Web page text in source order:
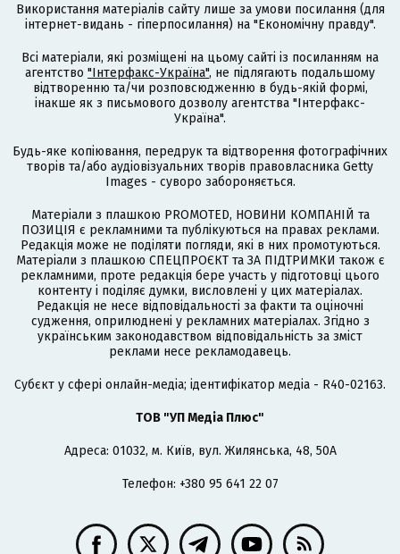
Використання матеріалів сайту лише за умови посилання (для
інтернет-видань - гіперпосилання) на "Економічну правду".
Всі матеріали, які розміщені на цьому сайті із посиланням на
агентство "Інтерфакс-Україна", не підлягають подальшому
відтворенню та/чи розповсюдженню в будь-якій формі,
інакше як з письмового дозволу агентства "Інтерфакс-
Україна".
Будь-яке копіювання, передрук та відтворення фотографічних
творів та/або аудіовізуальних творів правовласника Getty
Images - суворо забороняється.
Матеріали з плашкою PROMOTED, НОВИНИ КОМПАНІЙ та
ПОЗИЦІЯ є рекламними та публікуються на правах реклами.
Редакція може не поділяти погляди, які в них промотуються.
Матеріали з плашкою СПЕЦПРОЄКТ та ЗА ПІДТРИМКИ також є
рекламними, проте редакція бере участь у підготовці цього
контенту і поділяє думки, висловлені у цих матеріалах.
Редакція не несе відповідальності за факти та оціночні
судження, оприлюднені у рекламних матеріалах. Згідно з
українським законодавством відповідальність за зміст
реклами несе рекламодавець.
Cубєкт у сфері онлайн-медіа; ідентифікатор медіа - R40-02163.
ТОВ "УП Медіа Плюс"
Адреса: 01032, м. Київ, вул. Жилянська, 48, 50А
Телефон: +380 95 641 22 07